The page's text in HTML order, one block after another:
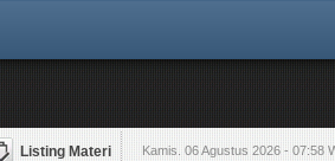
Listing Materi Kamis. 06 Agustus 2026 - 07:58